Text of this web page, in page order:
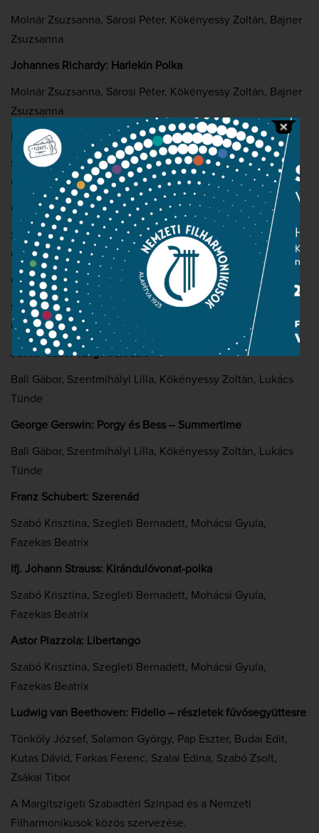
Molnár Zsuzsanna, Sárosi Péter, Kökényessy Zoltán, Bajner
Zsuzsanna
Johannes Richardy: Harlekin Polka
Molnár Zsuzsanna, Sárosi Péter, Kökényessy Zoltán, Bajner
Zsuzsanna
Heiner Wiberny: Ulla in Africa
Szatmári Zsolt, Németh József, Tönköly József, Salamon
György, Weisz Nándor
Gyulai Gaál János: Négy romantikus játék
Szatmári Zsolt, Németh József, Tönköly József, Salamon
György
Georg Friedrich Händel: Sába királynő érkezése
Szatmári Zsolt, Németh József, Tönköly József, Salamon
György
Jacob Gade: Tango Jalousie
Bali Gábor, Szentmihályi Lilla, Kökényessy Zoltán, Lukács
Tünde
George Gerswin: Porgy és Bess ‒ Summertime
Bali Gábor, Szentmihályi Lilla, Kökényessy Zoltán, Lukács
Tünde
Franz Schubert: Szerenád
Szabó Krisztina, Szegleti Bernadett, Mohácsi Gyula,
Fazekas Beatrix
Ifj. Johann Strauss: Kirándulóvonat-polka
Szabó Krisztina, Szegleti Bernadett, Mohácsi Gyula,
Fazekas Beatrix
Astor Piazzola: Libertango
Szabó Krisztina, Szegleti Bernadett, Mohácsi Gyula,
Fazekas Beatrix
Ludwig van Beethoven: Fidelio – részletek fúvósegyüttesre
Tönköly József, Salamon György, Pap Eszter, Budai Edit,
Kutas Dávid, Farkas Ferenc, Szalai Edina, Szabó Zsolt,
Zsákai Tibor
A Margitszigeti Szabadtéri Színpad és a Nemzeti
Filharmonikusok közös szervezése.